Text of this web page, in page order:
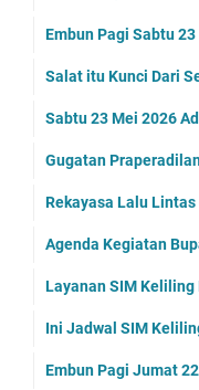
Embun Pagi Sabtu
Salat itu Kunci Dari
Sabtu 23 Mei 2026
Gugatan
Rekayasa Lalu
Agenda Kegiatan
Layanan SIM Keliling
Ini Jadwal SIM
Embun Pagi Jumat